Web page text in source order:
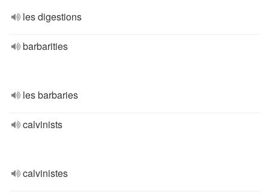
les digestions
barbarities
les barbaries
calvinists
calvinistes